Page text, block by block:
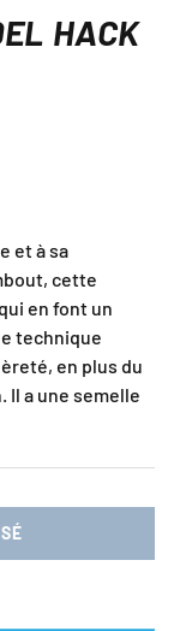
HACK
et à sa
cette
en font un
technique
en plus du
Il a une semelle